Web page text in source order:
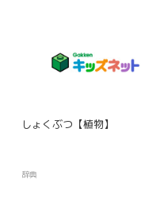
しょくぶつ【植物】
辞典